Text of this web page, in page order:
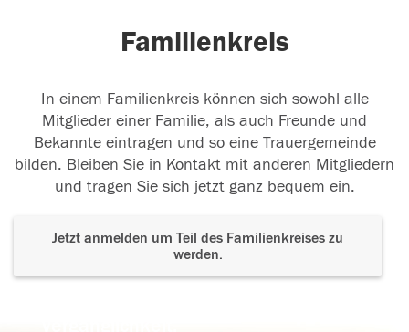
Familienkreis
In einem Familienkreis können sich sowohl alle
Mitglieder einer Familie, als auch Freunde und
Bekannte eintragen und so eine Trauergemeinde
bilden. Bleiben Sie in Kontakt mit anderen Mitgliedern
und tragen Sie sich jetzt ganz bequem ein.
Jetzt anmelden um Teil des Familienkreises zu
werden.